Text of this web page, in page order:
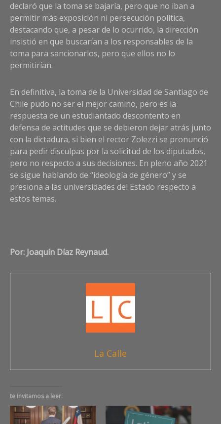
declaró que la toma se bajaría, pero que no iban a
permitir más exposición ni persecución política,
destacando que, a pesar de lo ocurrido, la dirección
insistió en que buscarían a los responsables de la
toma para sancionarlos, pero que ellos no lo
permitirían.
En definitiva, la toma de la Universidad de Santiago de
Chile pudo no ser el mejor camino, pero es la
respuesta de un estudiantado descontento en
defensa de actitudes que se debieron dejar atrás junto
con la dictadura, si bien el rector Zolezzi se pronunció
para pedir disculpas por la solicitud de los diputados,
pero no respecto a sus decisiones. En pleno año 2021
se sigue hablando de “ideología de género” y se
presiona a las universidades del Estado respecto a
estos temas.
Por: Joaquín Díaz Reynaud.
La Calle
te invitamos a leer: